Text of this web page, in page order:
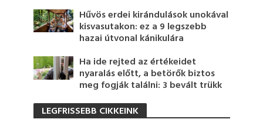
Hűvös erdei kirándulások unokával
kisvasutakon: ez a 9 legszebb
hazai útvonal kánikulára
Ha ide rejted az értékeidet
nyaralás előtt, a betörők biztos
meg fogják találni: 3 bevált trükk
LEGFRISSEBB CIKKEINK